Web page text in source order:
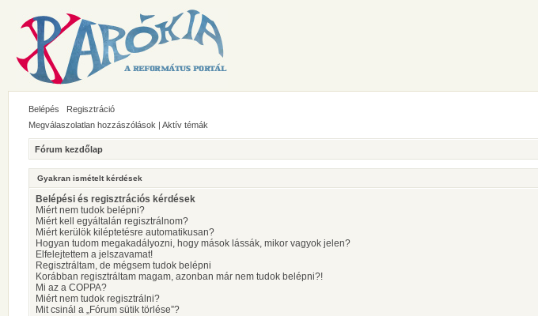
Belépés Regisztráció
Megválaszolatlan hozzászólások | Aktív témák
Fórum kezdőlap
Gyakran ismételt kérdések
Belépési és regisztrációs kérdések
Miért nem tudok belépni?
Miért kell egyáltalán regisztrálnom?
Miért kerülök kiléptetésre automatikusan?
Hogyan tudom megakadályozni, hogy mások lássák, mikor vagyok jelen?
Elfelejtettem a jelszavamat!
Regisztráltam, de mégsem tudok belépni
Korábban regisztráltam magam, azonban már nem tudok belépni?!
Mi az a COPPA?
Miért nem tudok regisztrálni?
Mit csinál a „Fórum sütik törlése”?